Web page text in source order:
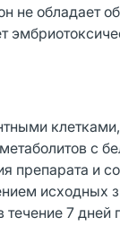
не обладает
с
препарата и
исходных
7 дней